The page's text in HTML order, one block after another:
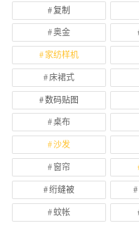
复制
奥金
家纺样机
床裙式
数码贴图
桌布
沙发
窗帘
绗缝被
蚊帐